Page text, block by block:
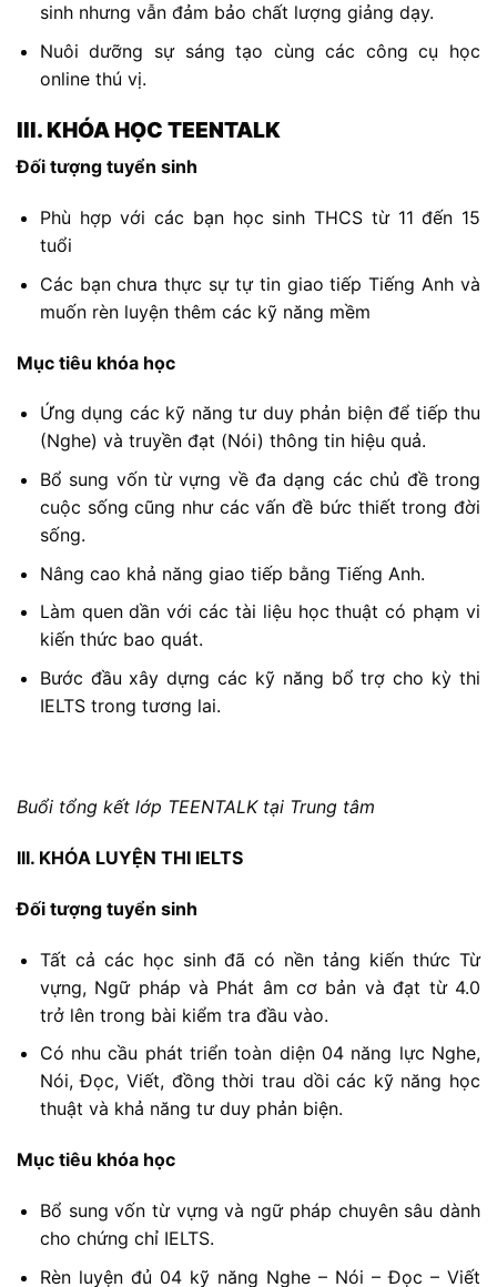
sinh nhưng vẫn đảm bảo chất lượng giảng dạy.
Nuôi dưỡng sự sáng tạo cùng các công cụ học
online thú vị.
III. KHÓA HỌC TEENTALK
Đối tượng tuyển sinh
Phù hợp với các bạn học sinh THCS từ 11 đến 15
tuổi
Các bạn chưa thực sự tự tin giao tiếp Tiếng Anh và
muốn rèn luyện thêm các kỹ năng mềm
Mục tiêu khóa học
Ứng dụng các kỹ năng tư duy phản biện để tiếp thu
(Nghe) và truyền đạt (Nói) thông tin hiệu quả.
Bổ sung vốn từ vựng về đa dạng các chủ đề trong
cuộc sống cũng như các vấn đề bức thiết trong đời
sống.
Nâng cao khả năng giao tiếp bằng Tiếng Anh.
Làm quen dần với các tài liệu học thuật có phạm vi
kiến thức bao quát.
Bước đầu xây dựng các kỹ năng bổ trợ cho kỳ thi
IELTS trong tương lai.
Buổi tổng kết lớp TEENTALK tại Trung tâm
III. KHÓA LUYỆN THI IELTS
Đối tượng tuyển sinh
Tất cả các học sinh đã có nền tảng kiến thức Từ
vựng, Ngữ pháp và Phát âm cơ bản và đạt từ 4.0
trở lên trong bài kiểm tra đầu vào.
Có nhu cầu phát triển toàn diện 04 năng lực Nghe,
Nói, Đọc, Viết, đồng thời trau dồi các kỹ năng học
thuật và khả năng tư duy phản biện.
Mục tiêu khóa học
Bổ sung vốn từ vựng và ngữ pháp chuyên sâu dành
cho chứng chỉ IELTS.
Rèn luyện đủ 04 kỹ năng Nghe – Nói – Đọc – Viết